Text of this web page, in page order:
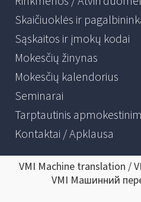
Skaičiuoklės ir
Sąskaitos ir įmokų kodai
Mokesčių žinynas
Mokesčių kalendorius
Seminarai
Tarptautinis
Kontaktai / Apklausa
VMI Machine translation /
VMI Машинний